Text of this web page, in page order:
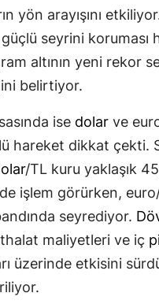
yön arayışını
güçlü seyrini koruması
altının yeni rekor
belirtiyor.
ise dolar ve
hareket dikkat çekti.
/TL kuru yaklaşık
işlem görürken,
seyrediyor.
maliyetleri ve iç
üzerinde etkisini